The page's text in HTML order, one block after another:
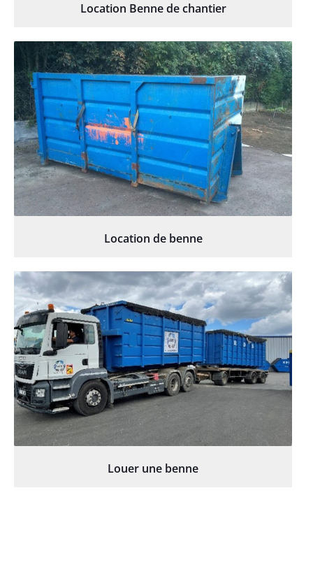
Location Benne de chantier
Location de benne
Louer une benne